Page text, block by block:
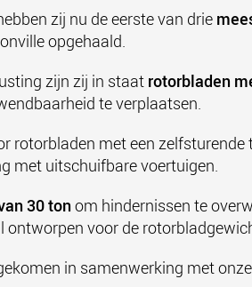
zij nu de eerste van drie
opgehaald.
zijn zij in staat rotorbladen
te verplaatsen.
rotorbladen met een zelfsturende
met uitschuifbare voertuigen.
30 ton om hindernissen te
ontworpen voor de
in samenwerking met